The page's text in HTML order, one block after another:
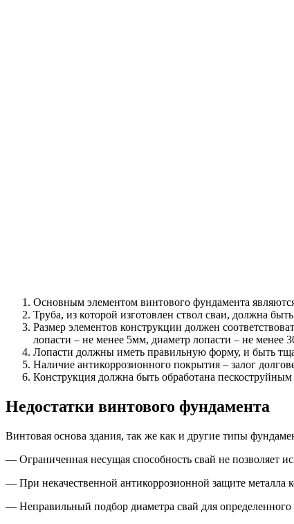
Основным элементом винтового фундамента
Труба, из которой изготовлен ствол сваи, должна
Размер элементов конструкции должен
лопасти – не менее 5мм, диаметр лопасти – не менее
Лопасти должны иметь правильную форму, и быть
Наличие антикоррозионного покрытия – залог
Конструкция должна быть обработана
Недостатки винтового фундамента
Винтовая основа здания, так же как и другие типы
— Ограниченная несущая способность свай не позволяет
— При некачественной антикоррозионной защите металла
— Неправильный подбор диаметра свай для